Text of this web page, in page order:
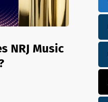
NRJ Music